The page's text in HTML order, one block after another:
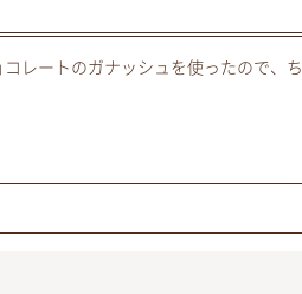
レートのガナッシュを使ったので、ち